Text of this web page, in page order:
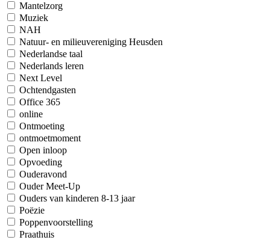
Mantelzorg
Muziek
NAH
Natuur- en milieuvereniging Heusden
Nederlandse taal
Nederlands leren
Next Level
Ochtendgasten
Office 365
online
Ontmoeting
ontmoetmoment
Open inloop
Opvoeding
Ouderavond
Ouder Meet-Up
Ouders van kinderen 8-13 jaar
Poëzie
Poppenvoorstelling
Praathuis